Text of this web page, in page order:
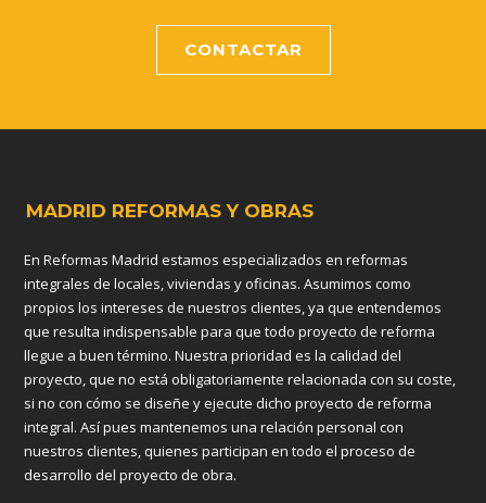
CONTACTAR
MADRID REFORMAS Y OBRAS
En Reformas Madrid estamos especializados en reformas
integrales de locales, viviendas y oficinas. Asumimos como
propios los intereses de nuestros clientes, ya que entendemos
que resulta indispensable para que todo proyecto de reforma
llegue a buen término. Nuestra prioridad es la calidad del
proyecto, que no está obligatoriamente relacionada con su coste,
si no con cómo se diseñe y ejecute dicho proyecto de reforma
integral. Así pues mantenemos una relación personal con
nuestros clientes, quienes participan en todo el proceso de
desarrollo del proyecto de obra.